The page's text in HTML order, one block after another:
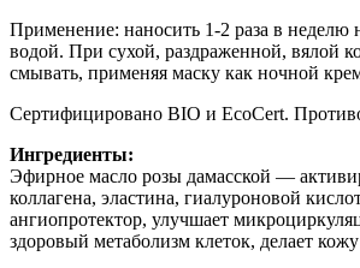
Применение: наносить 1-2 раза в неделю
водой. При сухой, раздраженной, вялой
смывать, применяя маску как ночной
Сертифицировано BIO и EcoCert.
Ингредиенты:
Эфирное масло розы дамасской —
коллагена, эластина, гиалуроновой
ангиопротектор, улучшает
здоровый метаболизм клеток, делает